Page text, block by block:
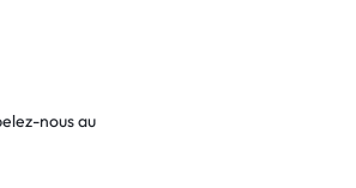
nous au